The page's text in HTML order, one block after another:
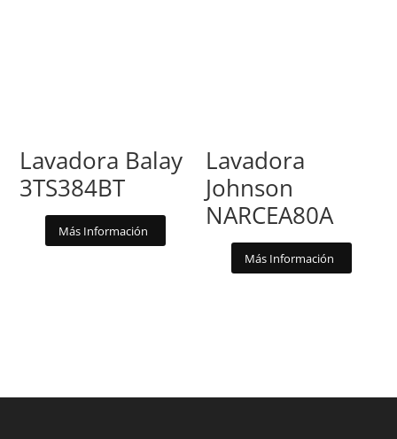
Lavadora Balay
3TS384BT
Más Información
Lavadora
Johnson
NARCEA80A
Más Información